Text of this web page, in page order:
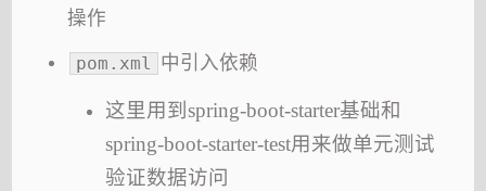
操作
pom.xml 中引入依赖
这里用到spring-boot-starter基础和
spring-boot-starter-test用来做单元测试
验证数据访问